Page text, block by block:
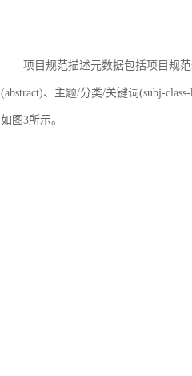
项目规范描述元数据包括项目规
(abstract)、主题/分类/关键词(subj-
如图3所示。